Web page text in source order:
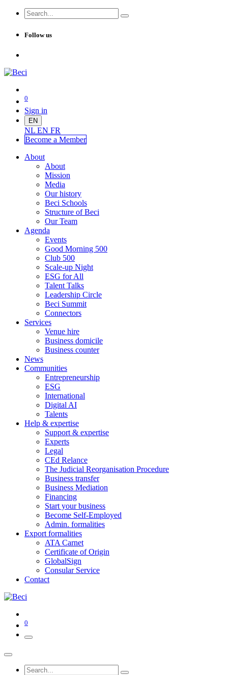
Follow us
0
Sign in
EN
NL EN FR
Become a Member
About
About
Mission
Media
Our history
Beci Schools
Structure of Beci
Our Team
Agenda
Events
Good Morning 500
Club 500
Scale-up Night
ESG for All
Talent Talks
Leadership Circle
Beci Summit
Connectors
Services
Venue hire
Business domicile
Business counter
News
Communities
Entrepreneurship
ESG
International
Digital AI
Talents
Help & expertise
Support & expertise
Experts
Legal
CEd Relance
The Judicial Reorganisation Procedure
Business transfer
Business Mediation
Financing
Start your business
Become Self-Employed
Admin. formalities
Export formalities
ATA Carnet
Certificate of Origin
GlobalSign
Consular Service
Contact
0